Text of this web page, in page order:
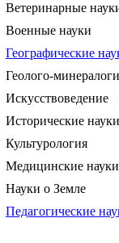
Ветеринарные
Военные науки
Географические
Геолого-
Искусствоведение
Исторические науки
Культурология
Медицинские науки
Науки о Земле
Педагогические